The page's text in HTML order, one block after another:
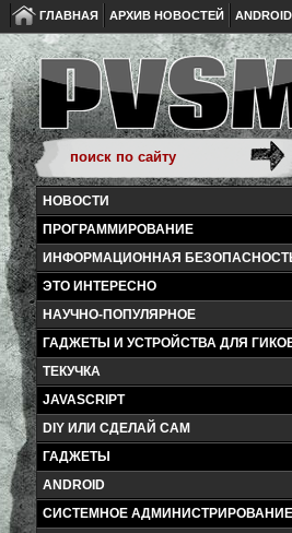
ГЛАВНАЯ АРХИВ НОВОСТЕЙ ANDROID
НОВОСТИ
ПРОГРАММИРОВАНИЕ
ИНФОРМАЦИОННАЯ
ЭТО ИНТЕРЕСНО
НАУЧНО-ПОПУЛЯРНОЕ
ГАДЖЕТЫ И УСТРОЙСТВА ДЛЯ
ТЕКУЧКА
JAVASCRIPT
DIY ИЛИ СДЕЛАЙ САМ
ГАДЖЕТЫ
ANDROID
СИСТЕМНОЕ АДМИНИСТРИРОВАНИЕ